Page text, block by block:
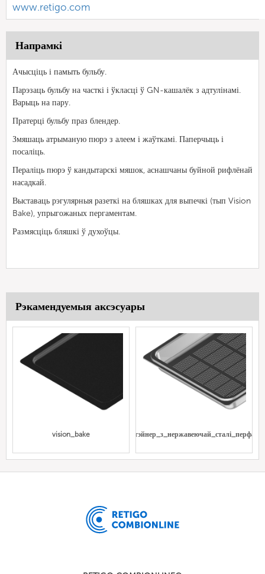
www.retigo.com
Напрамкі
Ачысціць і памыть бульбу.
Парэзаць бульбу на часткі і ўкласці ў GN-кашалёк з адтулінамі.
Варыць на пару.
Пратерці бульбу праз блендер.
Змяшаць атрыманую пюрэ з алеем і жаўткамі. Паперчыць і
посаліць.
Пераліць пюрэ ў кандытарскі мяшок, аснашчаны буйной рифлёнай
насадкай.
Выставаць рэгулярныя разеткі на бляшках для выпечкі (тып Vision
Bake), упрыгожаных пергаментам.
Размясціць бляшкі ў духоўцы.
Рэкамендуемыя аксэсуары
vision_bake